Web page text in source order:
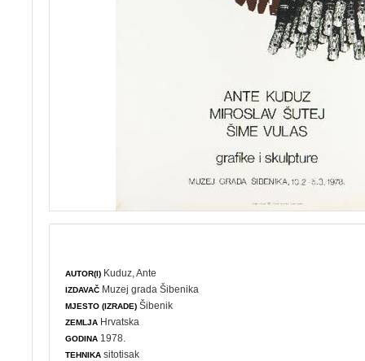
AUTOR(I) Kuduz, Ante
IZDAVAČ Muzej grada Šibenika
MJESTO (IZRADE) Šibenik
ZEMLJA Hrvatska
GODINA 1978.
TEHNIKA sitotisak